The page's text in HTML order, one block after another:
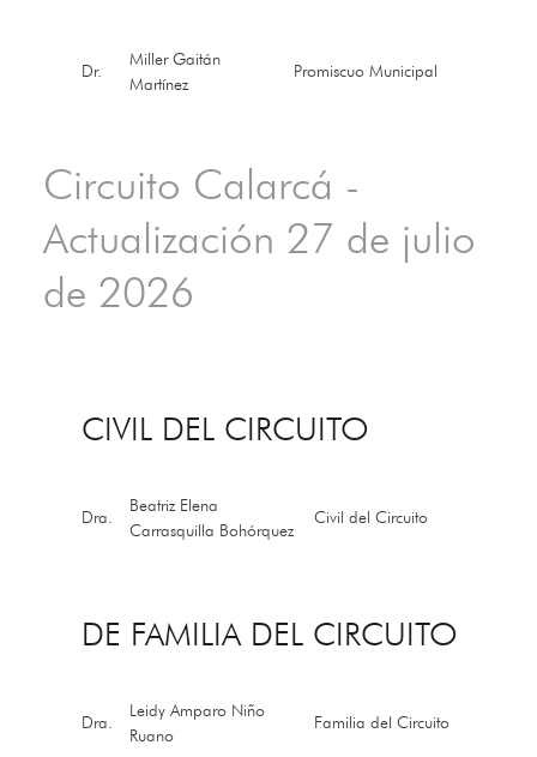
Dr.
Miller Gaitán
Martínez
Promiscuo Municipal
Circuito Calarcá -
Actualización 27 de julio
de 2026
CIVIL DEL CIRCUITO
Dra.
Beatriz Elena
Carrasquilla Bohórquez
Civil del Circuito
DE FAMILIA DEL CIRCUITO
Dra.
Leidy Amparo Niño
Ruano
Familia del Circuito